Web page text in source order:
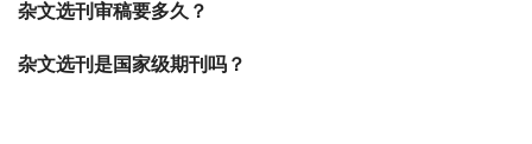
杂文选刊审稿要多久？
杂文选刊是国家级期刊吗？